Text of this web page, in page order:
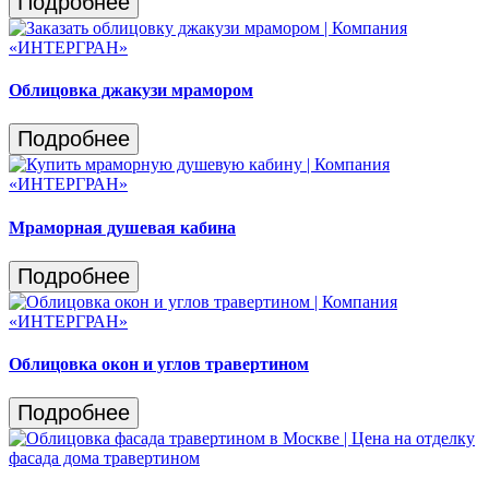
Облицовка джакузи мрамором
Подробнее
Мраморная душевая кабина
Подробнее
Облицовка окон и углов травертином
Подробнее